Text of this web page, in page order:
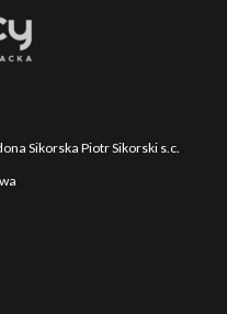
Sikorska Piotr Sikorski s.c.